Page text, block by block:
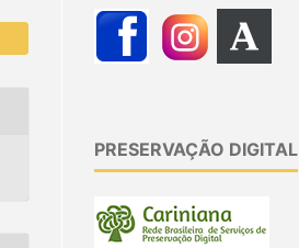
PRESERVAÇÃO DIGITAL